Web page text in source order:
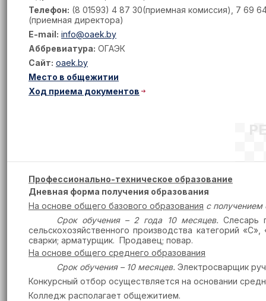
Телефон: (8 01593) 4 87 30(приемная комиссия), 7 69
(приемная директора)
E-mail: info@oaek.by
Аббревиатура: ОГАЭК
Сайт: oaek.by
Место в общежитии
Ход приема документов
Профессионально-техническое образование
Дневная форма получения образования
На основе общего базового образования с получением
Срок обучения – 2 года 10 месяцев. Слесарь
сельскохозяйственного производства категорий «С»,
сварки; арматурщик. Продавец; повар.
На основе общего среднего образования
Срок обучения – 10 месяцев. Электросварщик
Конкурсный отбор осуществляется на основании
Колледж располагает общежитием.